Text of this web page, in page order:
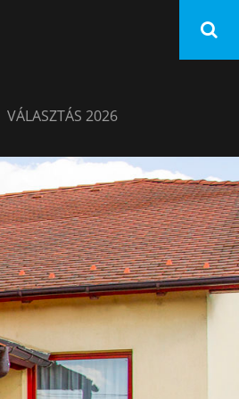
VÁLASZTÁS 2026